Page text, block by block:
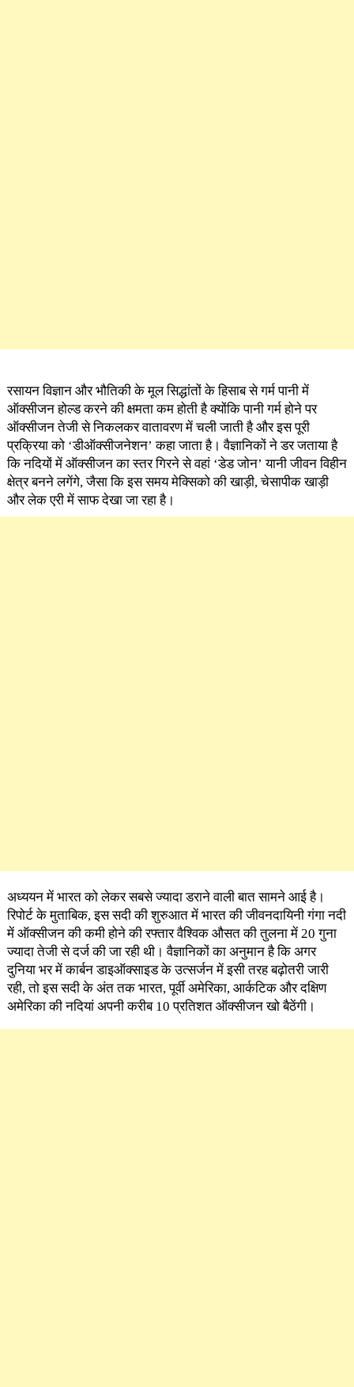
रसायन विज्ञान और भौतिकी के मूल सिद्धांतों के हिसाब से गर्म पानी में
ऑक्सीजन होल्ड करने की क्षमता कम होती है क्योंकि पानी गर्म होने पर
ऑक्सीजन तेजी से निकलकर वातावरण में चली जाती है और इस पूरी
प्रक्रिया को ‘डीऑक्सीजनेशन’ कहा जाता है। वैज्ञानिकों ने डर जताया है
कि नदियों में ऑक्सीजन का स्तर गिरने से वहां ‘डेड जोन’ यानी जीवन विहीन
क्षेत्र बनने लगेंगे, जैसा कि इस समय मेक्सिको की खाड़ी, चेसापीक खाड़ी
और लेक एरी में साफ देखा जा रहा है।
अध्ययन में भारत को लेकर सबसे ज्यादा डराने वाली बात सामने आई है।
रिपोर्ट के मुताबिक, इस सदी की शुरुआत में भारत की जीवनदायिनी गंगा नदी
में ऑक्सीजन की कमी होने की रफ्तार वैश्विक औसत की तुलना में 20 गुना
ज्यादा तेजी से दर्ज की जा रही थी। वैज्ञानिकों का अनुमान है कि अगर
दुनिया भर में कार्बन डाइऑक्साइड के उत्सर्जन में इसी तरह बढ़ोतरी जारी
रही, तो इस सदी के अंत तक भारत, पूर्वी अमेरिका, आर्कटिक और दक्षिण
अमेरिका की नदियां अपनी करीब 10 प्रतिशत ऑक्सीजन खो बैठेंगी।